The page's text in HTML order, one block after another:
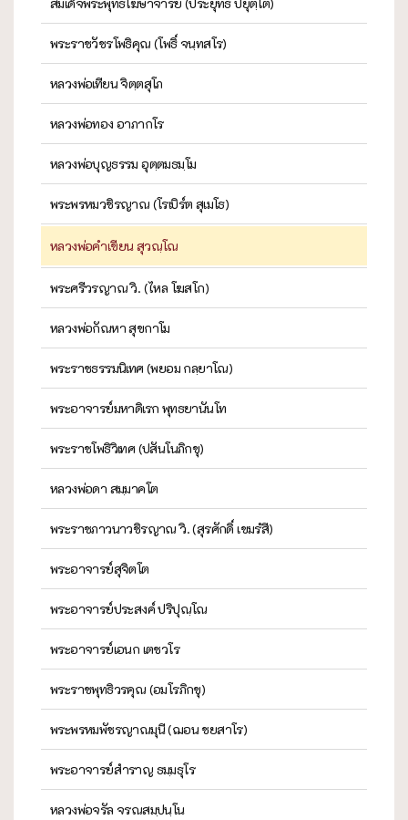
สมเด็จพระพุทธโฆษาจารย์ (ประยุทธ์ ปยุตฺโต)
พระราชวัชรโพธิคุณ (โพธิ์ จนฺทสโร)
หลวงพ่อเทียน จิตฺตสุโภ
หลวงพ่อทอง อาภากโร
หลวงพ่อบุญธรรม อุตฺตมธมฺโม
พระพรหมวชิรญาณ (โรเบิร์ต สุเมโธ)
หลวงพ่อคำเขียน สุวณฺโณ
พระศรีวรญาณ วิ. (ไหล โฆสโก)
หลวงพ่อกัณหา สุขกาโม
พระราชธรรมนิเทศ (พยอม กลฺยาโณ)
พระอาจารย์มหาดิเรก พุทธยานันโท
พระราชโพธิวิเทศ (ปสันโนภิกขุ)
หลวงพ่อดา สมฺมาคโต
พระราชภาวนาวชิรญาณ วิ. (สุรศักดิ์ เขมรํสี)
พระอาจารย์สุจิตโต
พระอาจารย์ประสงค์ ปริปุณฺโณ
พระอาจารย์เอนก เตชวโร
พระราชพุทธิวรคุณ (อมโรภิกขุ)
พระพรหมพัชรญาณมุนี (ฌอน ชยสาโร)
พระอาจารย์สำราญ ธมฺมธุโร
หลวงพ่อจรัล จรณสมฺปนฺโน